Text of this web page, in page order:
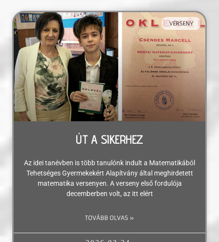
VERSENY
ÚT A SIKERHEZ
Az idei tanévben is több tanulónk indult a Matematikából
Tehetséges Gyermekekért Alapítvány által meghirdetett
matematika versenyen. A verseny első fordulója
decemberben volt, az itt elért
TOVÁBB OLVAS »